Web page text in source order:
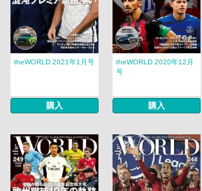
theWORLD 2021年1月号
購入
theWORLD 2020年12月
号
購入